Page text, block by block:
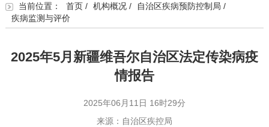
当前位置： 首页/ 机构概况/ 自治区疾病预防控制局 /
疾病监测与评价
2025年5月新疆维吾尔自治区法定传染病疫
情报告
2025年06月11日 16时29分
来源：自治区疾控局